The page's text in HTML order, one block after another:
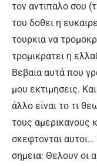
τον αντιπαλο σου
του δοθει η
τουρκια να
τρομικρατει η
Βεβαια αυτά που
μου εκτιμησεις.
άλλο είναι το τι
τους αμερικανους
σκεφτονται
σημεια: Θελουν οι